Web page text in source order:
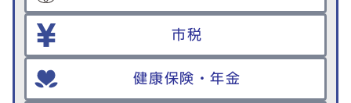
市税
健康保険・年金